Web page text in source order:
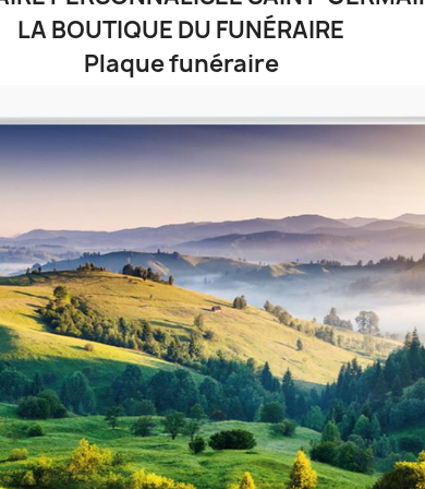
LA BOUTIQUE DU FUNÉRAIRE
Plaque funéraire